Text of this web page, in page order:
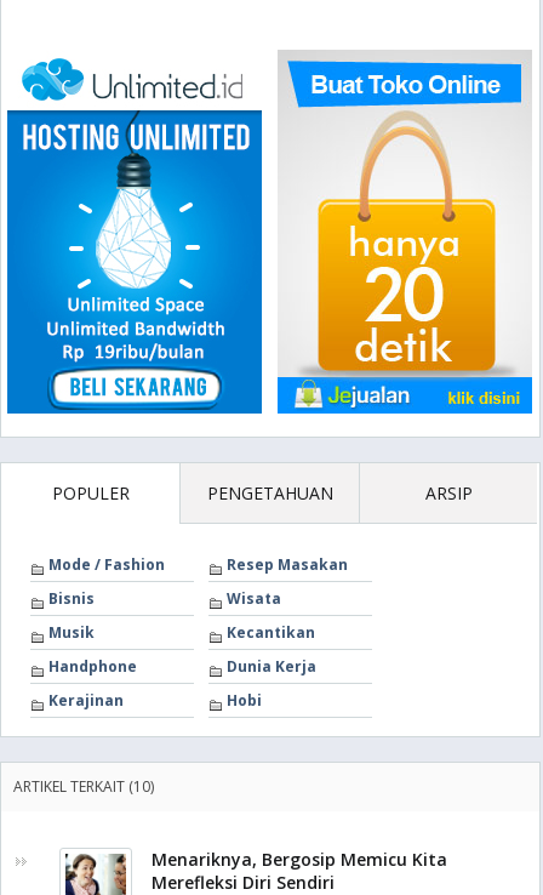
POPULER PENGETAHUAN ARSIP
Mode / Fashion
Resep Masakan
Bisnis
Wisata
Musik
Kecantikan
Handphone
Dunia Kerja
Kerajinan
Hobi
ARTIKEL TERKAIT (10)
Menariknya, Bergosip Memicu Kita
Merefleksi Diri Sendiri